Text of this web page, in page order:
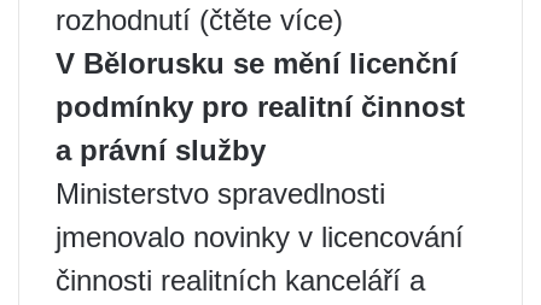
rozhodnutí (čtěte více)
V Bělorusku se mění licenční
podmínky pro realitní činnost
a právní služby
Ministerstvo spravedlnosti
jmenovalo novinky v licencování
činnosti realitních kanceláří a